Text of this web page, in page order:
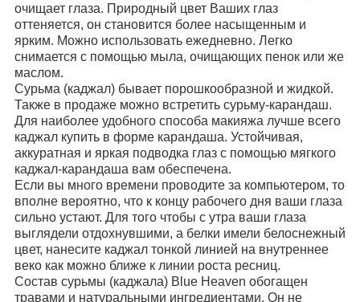
очищает глаза. Природный цвет Ваших глаз
оттеняется, он становится более насыщенным и
ярким. Можно использовать ежедневно. Легко
снимается с помощью мыла, очищающих пенок или же
маслом.
Сурьма (каджал) бывает порошкообразной и жидкой.
Также в продаже можно встретить сурьму-карандаш.
Для наиболее удобного способа макияжа лучше всего
каджал купить в форме карандаша. Устойчивая,
аккуратная и яркая подводка глаз с помощью мягкого
каджал-карандаша вам обеспечена.
Если вы много времени проводите за компьютером, то
вполне вероятно, что к концу рабочего дня ваши глаза
сильно устают. Для того чтобы с утра ваши глаза
выглядели отдохнувшими, а белки имели белоснежный
цвет, нанесите каджал тонкой линией на внутреннее
веко как можно ближе к линии роста ресниц.
Состав сурьмы (каджала) Blue Heaven обогащен
травами и натуральными ингредиентами. Он не